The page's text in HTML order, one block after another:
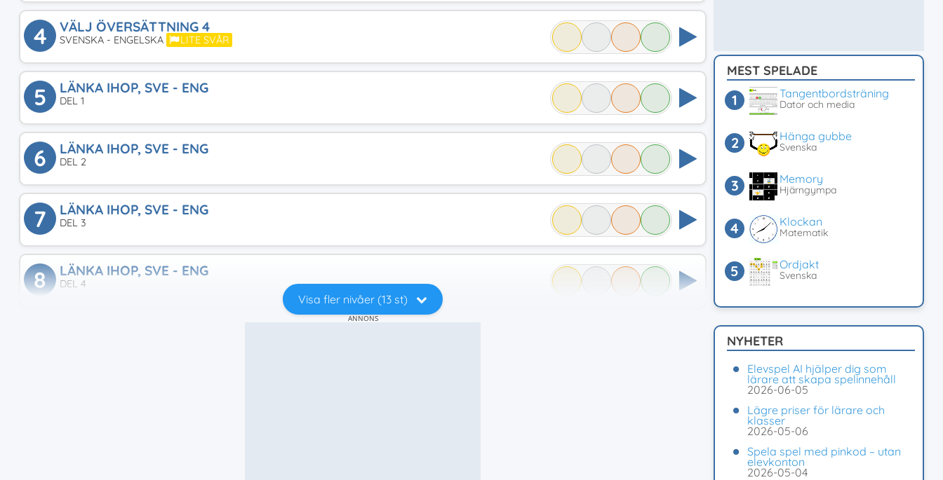
4 VÄLJ ÖVERSÄTTNING 4
SVENSKA - ENGELSKA LITE SVÅR
5 LÄNKA IHOP, SVE - ENG
DEL 1
6 LÄNKA IHOP, SVE - ENG
DEL 2
7 LÄNKA IHOP, SVE - ENG
DEL 3
8 LÄNKA IHOP, SVE - ENG
DEL 4
Visa fler nivåer (13 st)
ANNONS
MEST SPELADE
Tangentbordsträning
Dator och media
Hänga gubbe
Svenska
Memory
Hjärngympa
Klockan
Matematik
Ordjakt
Svenska
NYHETER
Elevspel AI hjälper dig som
lärare att skapa spelinnehåll
2026-06-05
Lägre priser för lärare och
klasser
2026-05-06
Spela spel med pinkod – utan
elevkonton
2026-05-04